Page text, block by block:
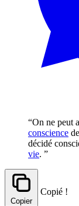
“On ne peut
conscience
décidé
vie. ”
Copier
Copié !